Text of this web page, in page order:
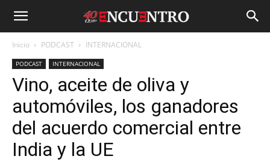
Inicio PODCAST INTERNACIONAL
PODCAST INTERNACIONAL
Vino, aceite de oliva y
automóviles, los ganadores
del acuerdo comercial entre
India y la UE